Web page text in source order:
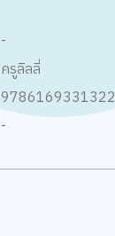
-
ครูลิลลี่
9786169331322
-